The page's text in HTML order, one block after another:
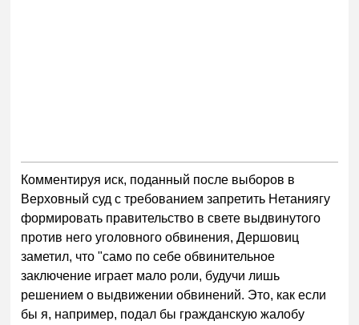
Комментируя иск, поданный после выборов в
Верховный суд с требованием запретить Нетаниягу
формировать правительство в свете выдвинутого
против него уголовного обвинения, Дершовиц
заметил, что "само по себе обвинительное
заключение играет мало роли, будучи лишь
решением о выдвижении обвинений. Это, как если
бы я, например, подал бы гражданскую жалобу